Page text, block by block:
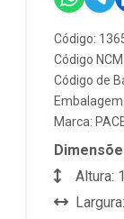
Código:
Código
Código de
Marca:
Altura: